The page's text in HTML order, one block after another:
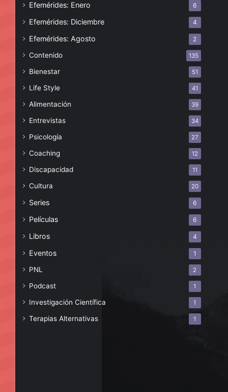
Efemérides: Enero 6
Efemérides: Diciembre 4
Efemérides: Agosto 2
Contenido 135
Bienestar 51
Life Style 41
Alimentación 39
Entrevistas 34
Psicología 27
Coaching 12
Discapacidad 11
Cultura 20
Series 6
Películas 6
Libros 4
Eventos 1
PNL 2
Podcast 1
Investigación Científica 1
Terapias Alternativas 1